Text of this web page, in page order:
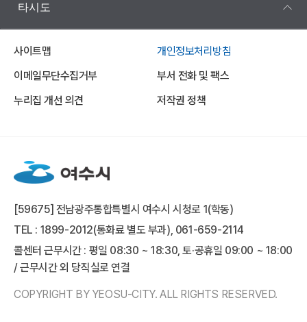
타시도
사이트맵
개인정보처리방침
이메일무단수집거부
부서 전화 및 팩스
누리집 개선 의견
저작권 정책
[59675] 전남광주통합특별시 여수시 시청로 1(학동)
TEL : 1899-2012(통화료 별도 부과), 061-659-2114
콜센터 근무시간 : 평일 08:30 ~ 18:30, 토·공휴일 09:00 ~ 18:00
/ 근무시간 외 당직실로 연결
COPYRIGHT BY YEOSU-CITY. ALL RIGHTS RESERVED.